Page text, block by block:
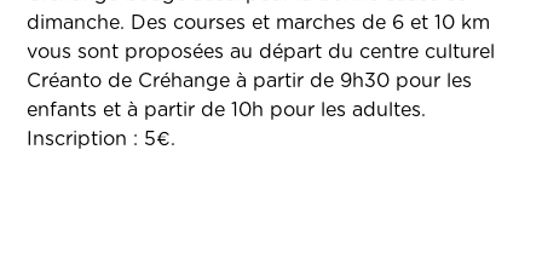
dimanche. Des courses et marches de 6 et 10 km
vous sont proposées au départ du centre culturel
Créanto de Créhange à partir de 9h30 pour les
enfants et à partir de 10h pour les adultes.
Inscription : 5€.